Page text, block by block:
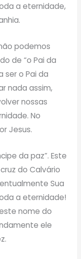
a eternidade,
podemos
de “o Pai da
ser o Pai da
nada assim,
nossas
No
Jesus.
da paz”. Este
do Calvário
Sua
a eternidade!
nome do
ele